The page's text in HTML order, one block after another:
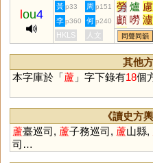
ou4
黃 p33 周 p151 勞 爐 慮
顱 嘮 瀘
臚 鐒 櫨
璷 嚧 簝
玈 浶 鑪
李 p360 何 p240
HKLS 人文 同聲同韻
其他
本字庫於「蘆 」字下錄有18個
《讀史方
蘆臺巡司, 蘆子務巡司, 蘆山縣,
司…